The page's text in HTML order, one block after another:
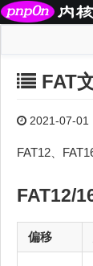
FAT
2021-07-01
FAT12、
FAT12/
偏移